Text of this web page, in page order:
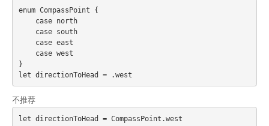
enum CompassPoint {
    case north
    case south
    case east
    case west
}
let directionToHead = .west
不推荐